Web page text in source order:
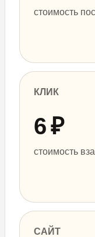
стоимость
КЛИК
6 ₽
стоимость
САЙТ
OWN BRAND